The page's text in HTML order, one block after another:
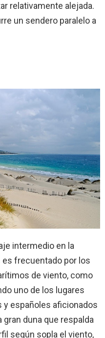
relativamente alejada.
un sendero paralelo a
intermedio en la
es frecuentado por los
de viento, como
uno de los lugares
españoles aficionados
duna que respalda
según sopla el viento,